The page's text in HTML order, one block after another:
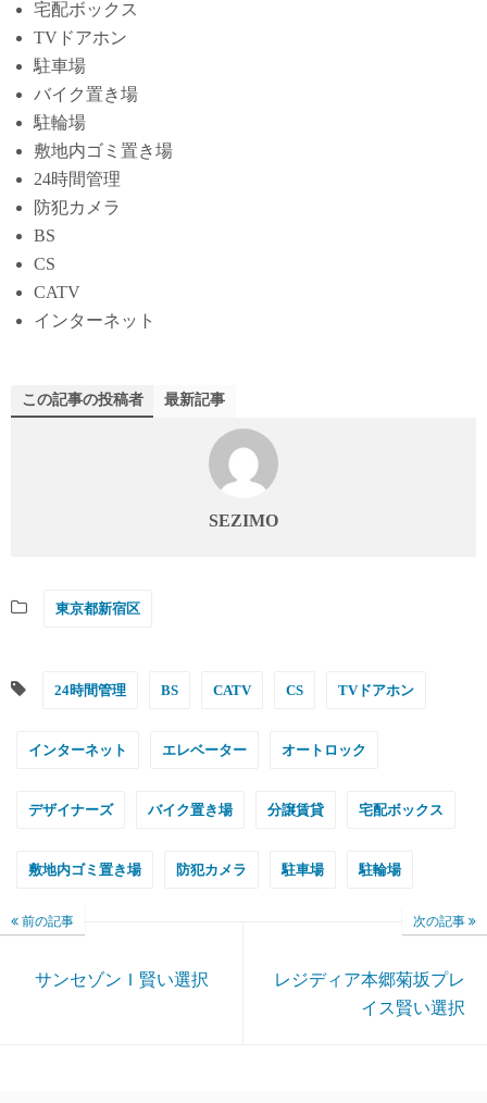
宅配ボックス
TVドアホン
駐車場
バイク置き場
駐輪場
敷地内ゴミ置き場
24時間管理
防犯カメラ
BS
CS
CATV
インターネット
この記事の投稿者 最新記事
SEZIMO
東京都新宿区
24時間管理 BS CATV CS TVドアホン
インターネット エレベーター オートロック
デザイナーズ バイク置き場 分譲賃貸 宅配ボックス
敷地内ゴミ置き場 防犯カメラ 駐車場 駐輪場
前の記事
サンセゾンＩ賢い選択
次の記事
レジディア本郷菊坂プレ
イス賢い選択